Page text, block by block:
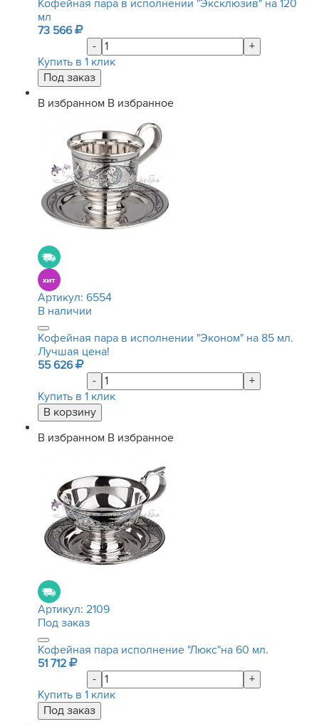
Кофейная пара в исполнении "Эксклюзив" на 120
мл
73 566
-
+
Купить в 1 клик
В избранном В избранное
Артикул: 6554
В наличии
Кофейная пара в исполнении "Эконом" на 85 мл.
Лучшая цена!
55 626
-
+
Купить в 1 клик
В избранном В избранное
Артикул: 2109
Под заказ
Кофейная пара исполнение "Люкс"на 60 мл.
51 712
-
+
Купить в 1 клик